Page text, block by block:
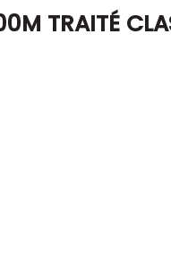
TRAITÉ